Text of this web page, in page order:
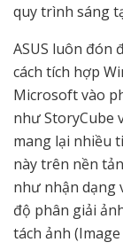
quy trình sáng
ASUS luôn đón
cách tích hợp
Microsoft vào
như StoryCube
mang lại nhiều
này trên nền
như nhận dạng
độ phân giải
tách ảnh